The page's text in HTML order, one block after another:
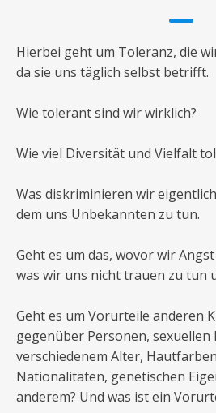
Hierbei geht um Toleranz, die
da sie uns täglich selbst betrifft.
Wie tolerant sind wir wirklich?
Wie viel Diversität und Vielfalt
Was diskriminieren wir
dem uns Unbekannten zu tun.
Geht es um das, wovor wir
was wir uns nicht trauen zu tun
​Geht es um Vorurteile anderen
gegenüber Personen, sexuellen
verschiedenem Alter,
Nationalitäten, genetischen
anderem? Und was ist ein